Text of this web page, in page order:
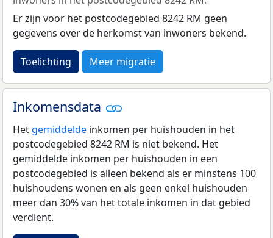
Er zijn voor het postcodegebied 8242 RM geen
gegevens over de herkomst van inwoners bekend.
Toelichting Meer migratie
Inkomensdata
Het gemiddelde inkomen per huishouden in het
postcodegebied 8242 RM is niet bekend. Het
gemiddelde inkomen per huishouden in een
postcodegebied is alleen bekend als er minstens 100
huishoudens wonen en als geen enkel huishouden
meer dan 30% van het totale inkomen in dat gebied
verdient.